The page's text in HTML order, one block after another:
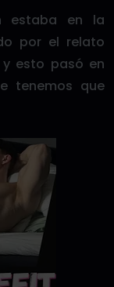
estaba en la
por el relato
esto pasó en
tenemos que